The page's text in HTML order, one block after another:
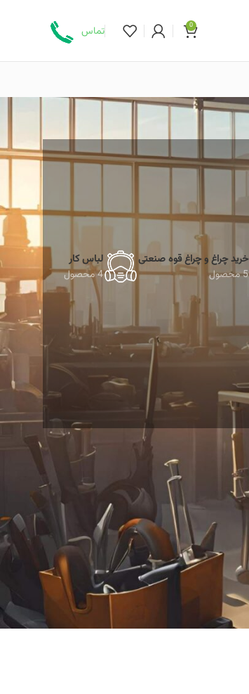
0 تماس
خرید چراغ و چراغ قوه صنعتی
5 محصول
لباس کار
4 محصول